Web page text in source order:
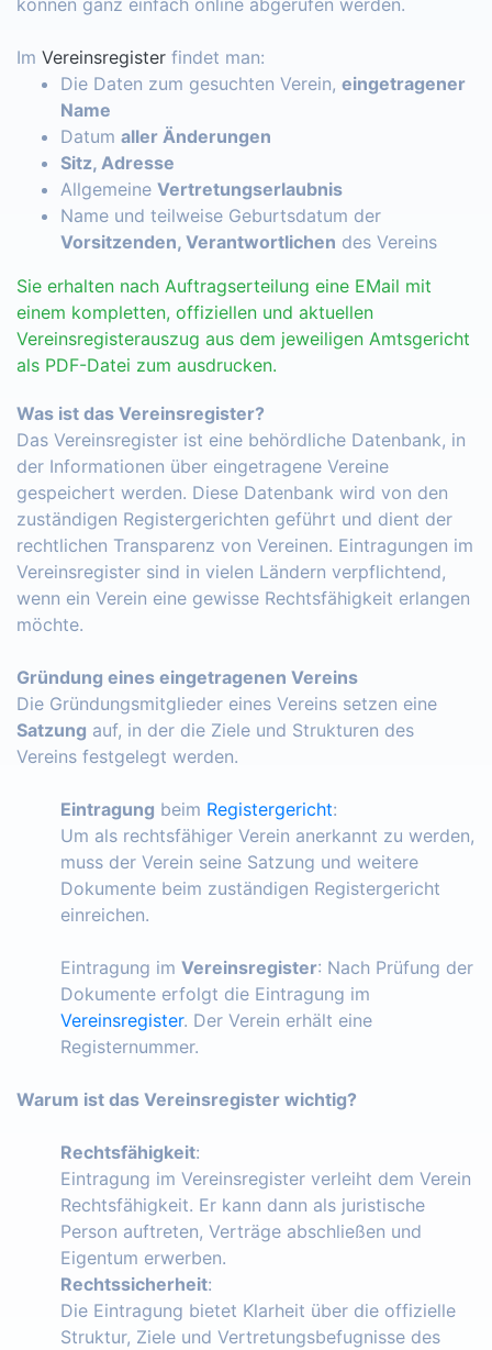
Im Vereinsregister findet man:
Die Daten zum gesuchten Verein, eingetragener
Name
Datum aller Änderungen
Sitz, Adresse
Allgemeine Vertretungserlaubnis
Name und teilweise Geburtsdatum der
Vorsitzenden, Verantwortlichen des Vereins
Sie erhalten nach Auftragserteilung eine EMail mit
einem kompletten, offiziellen und aktuellen
Vereinsregisterauszug aus dem jeweiligen Amtsgericht
als PDF-Datei zum ausdrucken.
Was ist das Vereinsregister?
Das Vereinsregister ist eine behördliche Datenbank, in
der Informationen über eingetragene Vereine
gespeichert werden. Diese Datenbank wird von den
zuständigen Registergerichten geführt und dient der
rechtlichen Transparenz von Vereinen. Eintragungen im
Vereinsregister sind in vielen Ländern verpflichtend,
wenn ein Verein eine gewisse Rechtsfähigkeit erlangen
möchte.
Gründung eines eingetragenen Vereins
Die Gründungsmitglieder eines Vereins setzen eine
Satzung auf, in der die Ziele und Strukturen des
Vereins festgelegt werden.
Eintragung beim Registergericht:
Um als rechtsfähiger Verein anerkannt zu werden,
muss der Verein seine Satzung und weitere
Dokumente beim zuständigen Registergericht
einreichen.
Eintragung im Vereinsregister: Nach Prüfung der
Dokumente erfolgt die Eintragung im
Vereinsregister. Der Verein erhält eine
Registernummer.
Warum ist das Vereinsregister wichtig?
Rechtsfähigkeit:
Eintragung im Vereinsregister verleiht dem Verein
Rechtsfähigkeit. Er kann dann als juristische
Person auftreten, Verträge abschließen und
Eigentum erwerben.
Rechtssicherheit:
Die Eintragung bietet Klarheit über die offizielle
Struktur, Ziele und Vertretungsbefugnisse des